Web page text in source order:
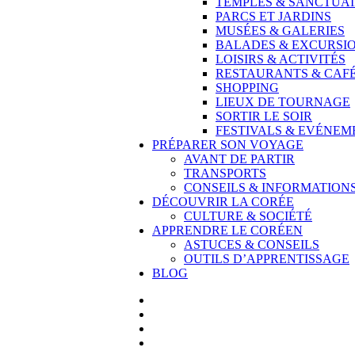
PARCS ET JARDINS
MUSÉES & GALERIES
BALADES &
LOISIRS & ACTIVITÉS
RESTAURANTS &
SHOPPING
LIEUX DE TOURNAGE
SORTIR LE SOIR
FESTIVALS &
PRÉPARER SON VOYAGE
AVANT DE PARTIR
TRANSPORTS
CONSEILS &
DÉCOUVRIR LA CORÉE
CULTURE & SOCIÉTÉ
APPRENDRE LE CORÉEN
ASTUCES & CONSEILS
OUTILS D’APPRENTISSAGE
BLOG